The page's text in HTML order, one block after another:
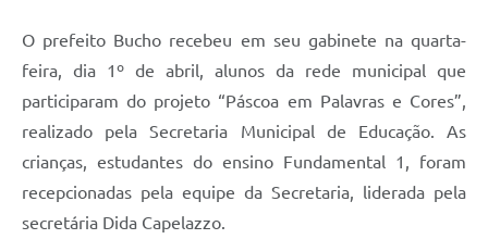
O prefeito Bucho recebeu em seu gabinete na quarta-
feira, dia 1º de abril, alunos da rede municipal que
participaram do projeto “Páscoa em Palavras e Cores”,
realizado pela Secretaria Municipal de Educação. As
crianças, estudantes do ensino Fundamental 1, foram
recepcionadas pela equipe da Secretaria, liderada pela
secretária Dida Capelazzo.